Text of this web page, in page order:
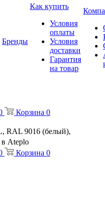
Бренды
Как купить
Условия
оплаты
Условия
доставки
Гарантия
на товар
Корзина 0
RAL 9016 (белый),
Ateplo
Корзина 0